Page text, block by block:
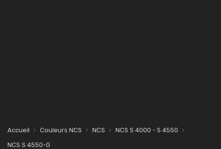
Accueil Couleurs NCS NCS
NCS S 4000 - S 4550
NCS S 4550-G